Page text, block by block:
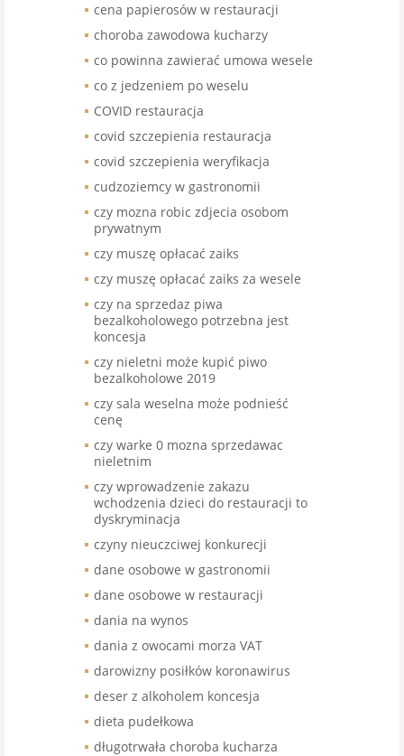
cena papierosów w restauracji
choroba zawodowa kucharzy
co powinna zawierać umowa wesele
co z jedzeniem po weselu
COVID restauracja
covid szczepienia restauracja
covid szczepienia weryfikacja
cudzoziemcy w gastronomii
czy mozna robic zdjecia osobom
prywatnym
czy muszę opłacać zaiks
czy muszę opłacać zaiks za wesele
czy na sprzedaz piwa
bezalkoholowego potrzebna jest
koncesja
czy nieletni może kupić piwo
bezalkoholowe 2019
czy sala weselna może podnieść
cenę
czy warke 0 mozna sprzedawac
nieletnim
czy wprowadzenie zakazu
wchodzenia dzieci do restauracji to
dyskryminacja
czyny nieuczciwej konkurecji
dane osobowe w gastronomii
dane osobowe w restauracji
dania na wynos
dania z owocami morza VAT
darowizny posiłków koronawirus
deser z alkoholem koncesja
dieta pudełkowa
długotrwała choroba kucharza